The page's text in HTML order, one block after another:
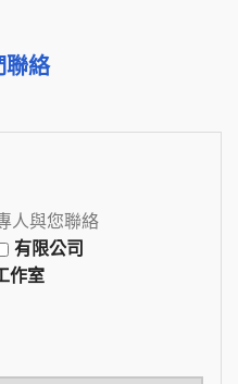
聯絡
人與您聯絡
有限公司
作室